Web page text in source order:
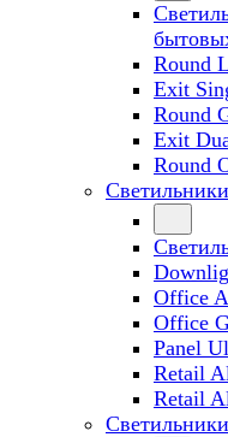
Round
Exit
Round
Exit
Round
Office
Office
Panel
Retail
Retail